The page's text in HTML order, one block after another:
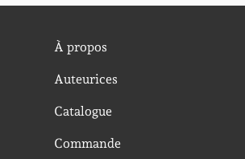
À propos
Auteurices
Catalogue
Commande